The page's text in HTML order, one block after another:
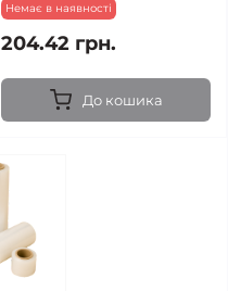
Немає в наявності
204.42 грн.
До кошика